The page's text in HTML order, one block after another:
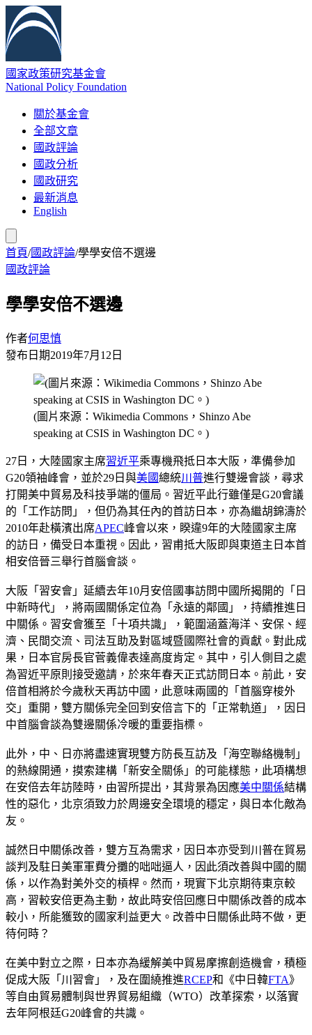
國家政策研究基金會
National Policy Foundation
關於基金會
全部文章
國政評論
國政分析
國政研究
最新消息
English
首頁/國政評論/學學安倍不選邊
國政評論
學學安倍不選邊
作者何思慎
發布日期2019年7月12日
(圖片來源：Wikimedia Commons，Shinzo Abe
speaking at CSIS in Washington DC。)
27日，大陸國家主席習近平乘專機飛抵日本大阪，準備參加
G20領袖峰會，並於29日與美國總統川普進行雙邊會談，尋求
打開美中貿易及科技爭端的僵局。習近平此行雖僅是G20會議
的「工作訪問」，但仍為其任內的首訪日本，亦為繼胡錦濤於
2010年赴橫濱出席APEC峰會以來，睽違9年的大陸國家主席
的訪日，備受日本重視。因此，習甫抵大阪即與東道主日本首
相安倍晉三舉行首腦會談。
大阪「習安會」延續去年10月安倍國事訪問中國所揭開的「日
中新時代」，將兩國關係定位為「永遠的鄰國」，持續推進日
中關係。習安會獲至「十項共識」，範圍涵蓋海洋、安保、經
濟、民間交流、司法互助及對區域暨國際社會的貢獻。對此成
果，日本官房長官菅義偉表達高度肯定。其中，引人側目之處
為習近平原則接受邀請，於來年春天正式訪問日本。前此，安
倍首相將於今歲秋天再訪中國，此意味兩國的「首腦穿梭外
交」重開，雙方關係完全回到安倍言下的「正常軌道」，因日
中首腦會談為雙邊關係冷暖的重要指標。
此外，中、日亦將盡速實現雙方防長互訪及「海空聯絡機制」
的熱線開通，摸索建構「新安全關係」的可能樣態，此項構想
在安倍去年訪陸時，由習所提出，其背景為因應美中關係結構
性的惡化，北京須致力於周邊安全環境的穩定，與日本化敵為
友。
誠然日中關係改善，雙方互為需求，因日本亦受到川普在貿易
談判及駐日美軍軍費分攤的咄咄逼人，因此須改善與中國的關
係，以作為對美外交的槓桿。然而，現實下北京期待東京較
高，習較安倍更為主動，故此時安倍回應日中關係改善的成本
較小，所能獲致的國家利益更大。改善中日關係此時不做，更
待何時？
在美中對立之際，日本亦為緩解美中貿易摩擦創造機會，積極
促成大阪「川習會」，及在圍繞推進RCEP和《中日韓FTA》
等自由貿易體制與世界貿易組織（WTO）改革探索，以落實
去年阿根廷G20峰會的共識。